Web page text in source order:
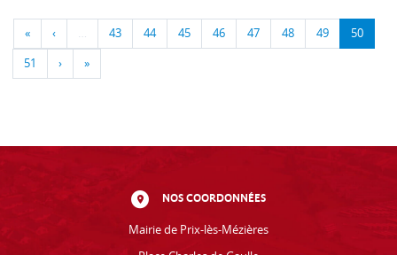
« ‹ … 43 44 45 46 47 48 49 50
51 › »
NOS COORDONNÉES
Mairie de Prix-lès-Mézières